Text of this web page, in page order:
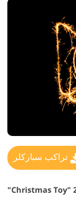
تراكب سباركلر